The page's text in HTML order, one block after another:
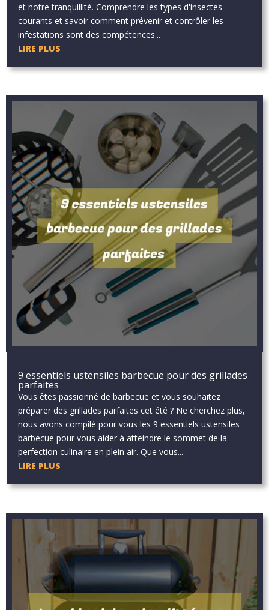
et notre tranquillité. Comprendre les types d'insectes
courants et savoir comment prévenir et contrôler les
infestations sont des compétences...
LIRE PLUS
9 essentiels ustensiles barbecue pour des grillades
parfaites
Vous êtes passionné de barbecue et vous souhaitez
préparer des grillades parfaites cet été ? Ne cherchez plus,
nous avons compilé pour vous les 9 essentiels ustensiles
barbecue pour vous aider à atteindre le sommet de la
perfection culinaire en plein air. Que vous...
LIRE PLUS